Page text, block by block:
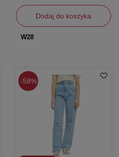
Dodaj do koszyka
W28
58%